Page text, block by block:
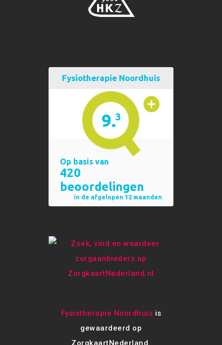
Fysiotherapie Noordhuis is
gewaardeerd op
ZorgkaartNederland.